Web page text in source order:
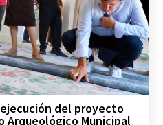
del proyecto
Arqueológico Municipal